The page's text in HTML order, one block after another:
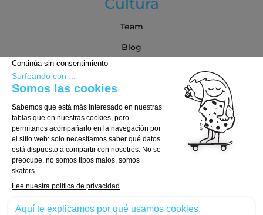
Cultura
Team
Blog
Guía de compra
Cómo Elegir tu Tabla